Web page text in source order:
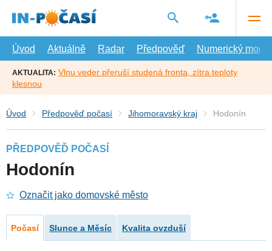
hlavní
Úvod
Aktuálně Radar Předpověď Numerický model
AKTUALITA: Vlnu veder přeruší studená fronta, zítra teploty
klesnou
Úvod Předpověď počasí Jihomoravský kraj Hodonín
PŘEDPOVĚĎ POČASÍ
Hodonín
Označit jako domovské město
Počasí Slunce a Měsíc Kvalita ovzduší